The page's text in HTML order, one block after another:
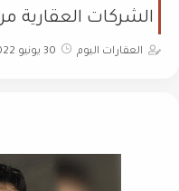
الشركات العقارية من 7 إلي 17
العقارات اليوم 30 يونيو 2022